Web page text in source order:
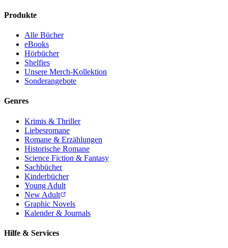
Produkte
Alle Bücher
eBooks
Hörbücher
Shelfies
Unsere Merch-Kollektion
Sonderangebote
Genres
Krimis & Thriller
Liebesromane
Romane & Erzählungen
Historische Romane
Science Fiction & Fantasy
Sachbücher
Kinderbücher
Young Adult
New Adult
Graphic Novels
Kalender & Journals
Hilfe & Services